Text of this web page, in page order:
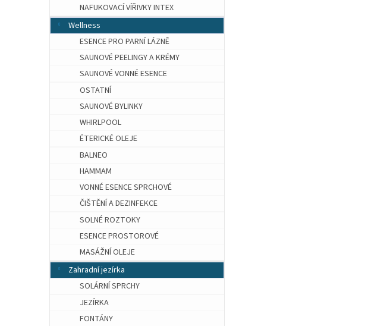
NAFUKOVACÍ VÍŘIVKY INTEX
Wellness
ESENCE PRO PARNÍ LÁZNĚ
SAUNOVÉ PEELINGY A KRÉMY
SAUNOVÉ VONNÉ ESENCE
OSTATNÍ
SAUNOVÉ BYLINKY
WHIRLPOOL
ÉTERICKÉ OLEJE
BALNEO
HAMMAM
VONNÉ ESENCE SPRCHOVÉ
ČIŠTĚNÍ A DEZINFEKCE
SOLNÉ ROZTOKY
ESENCE PROSTOROVÉ
MASÁŽNÍ OLEJE
Zahradní jezírka
SOLÁRNÍ SPRCHY
JEZÍRKA
FONTÁNY